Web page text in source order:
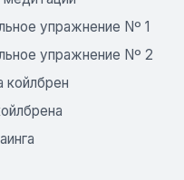
упражнение Nº 1
упражнение Nº 2
койлбрен